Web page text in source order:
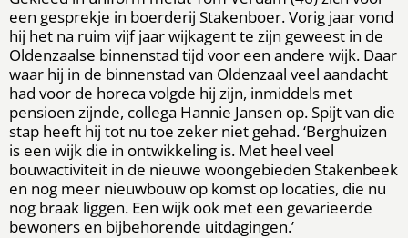
een gesprekje in boerderij Stakenboer. Vorig jaar vond
hij het na ruim vijf jaar wijkagent te zijn geweest in de
Oldenzaalse binnenstad tijd voor een andere wijk. Daar
waar hij in de binnenstad van Oldenzaal veel aandacht
had voor de horeca volgde hij zijn, inmiddels met
pensioen zijnde, collega Hannie Jansen op. Spijt van die
stap heeft hij tot nu toe zeker niet gehad. ‘Berghuizen
is een wijk die in ontwikkeling is. Met heel veel
bouwactiviteit in de nieuwe woongebieden Stakenbeek
en nog meer nieuwbouw op komst op locaties, die nu
nog braak liggen. Een wijk ook met een gevarieerde
bewoners en bijbehorende uitdagingen.’